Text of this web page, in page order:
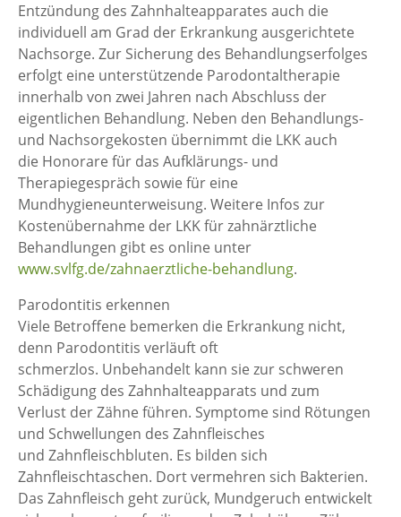
Entzündung des Zahnhalteapparates auch die
individuell am Grad der Erkrankung ausgerichtete
Nachsorge. Zur Sicherung des Behandlungserfolges
erfolgt eine unterstützende Parodontaltherapie
innerhalb von zwei Jahren nach Abschluss der
eigentlichen Behandlung. Neben den Behandlungs-
und Nachsorgekosten übernimmt die LKK auch
die Honorare für das Aufklärungs- und
Therapiegespräch sowie für eine
Mundhygieneunterweisung. Weitere Infos zur
Kostenübernahme der LKK für zahnärztliche
Behandlungen gibt es online unter
www.svlfg.de/zahnaerztliche-behandlung.
Parodontitis erkennen
Viele Betroffene bemerken die Erkrankung nicht,
denn Parodontitis verläuft oft
schmerzlos. Unbehandelt kann sie zur schweren
Schädigung des Zahnhalteapparats und zum
Verlust der Zähne führen. Symptome sind Rötungen
und Schwellungen des Zahnfleisches
und Zahnfleischbluten. Es bilden sich
Zahnfleischtaschen. Dort vermehren sich Bakterien.
Das Zahnfleisch geht zurück, Mundgeruch entwickelt